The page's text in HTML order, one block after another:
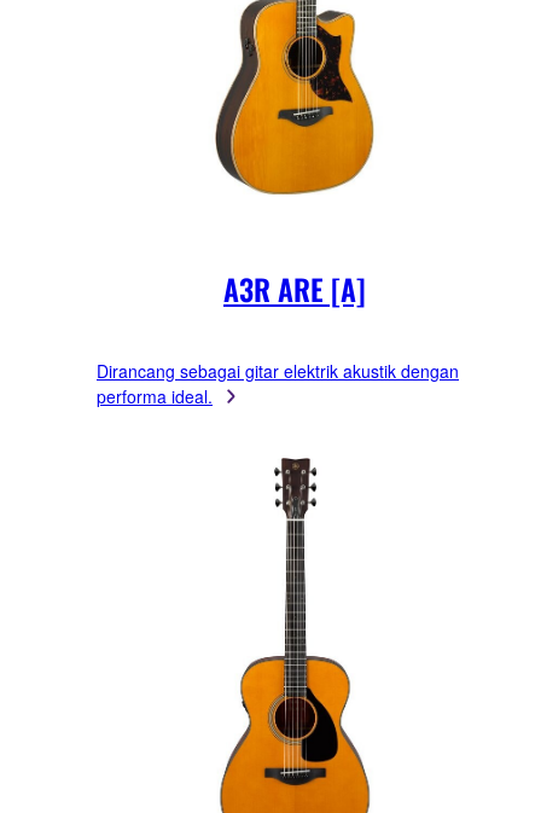
A3R ARE [A]
Dirancang sebagai gitar elektrik akustik dengan
performa ideal.